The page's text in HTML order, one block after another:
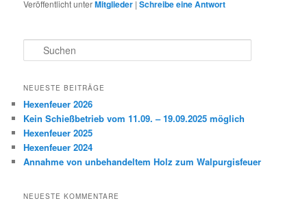
Veröffentlicht unterMitglieder |Schreibe eine Antwort
u
h
n
NEUESTE BEITRÄGE
Hexenfeuer 2026
Kein Schießbetrieb vom 11.09. – 19.09.2025 möglich
Hexenfeuer 2025
Hexenfeuer 2024
Annahme von unbehandeltem Holz zum Walpurgisfeuer
NEUESTE KOMMENTARE